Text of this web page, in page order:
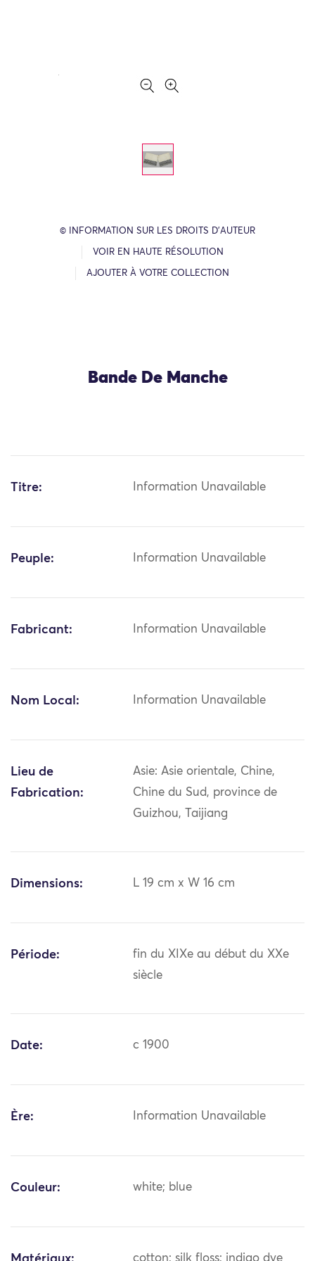
© INFORMATION SUR LES DROITS D’AUTEUR
VOIR EN HAUTE RÉSOLUTION
AJOUTER À VOTRE COLLECTION
Bande De Manche
Titre: Information Unavailable
Peuple: Information Unavailable
Fabricant: Information Unavailable
Nom Local: Information Unavailable
Lieu de
Fabrication:
Asie: Asie orientale, Chine,
Chine du Sud, province de
Guizhou, Taijiang
Dimensions: L 19 cm x W 16 cm
Période:
fin du XIXe au début du XXe
siècle
Date: c 1900
Ère: Information Unavailable
Couleur: white; blue